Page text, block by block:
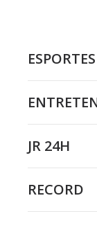
ESPORTES
JR 24H
RECORD